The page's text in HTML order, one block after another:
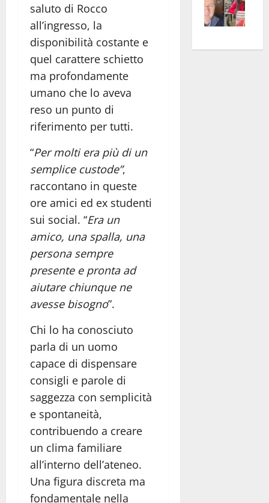
saluto di Rocco
all’ingresso, la
disponibilità costante e
quel carattere schietto
ma profondamente
umano che lo aveva
reso un punto di
riferimento per tutti.
“Per molti era più di un
semplice custode”,
raccontano in queste
ore amici ed ex studenti
sui social. “Era un
amico, una spalla, una
persona sempre
presente e pronta ad
aiutare chiunque ne
avesse bisogno”.
Chi lo ha conosciuto
parla di un uomo
capace di dispensare
consigli e parole di
saggezza con semplicità
e spontaneità,
contribuendo a creare
un clima familiare
all’interno dell’ateneo.
Una figura discreta ma
fondamentale nella
euro